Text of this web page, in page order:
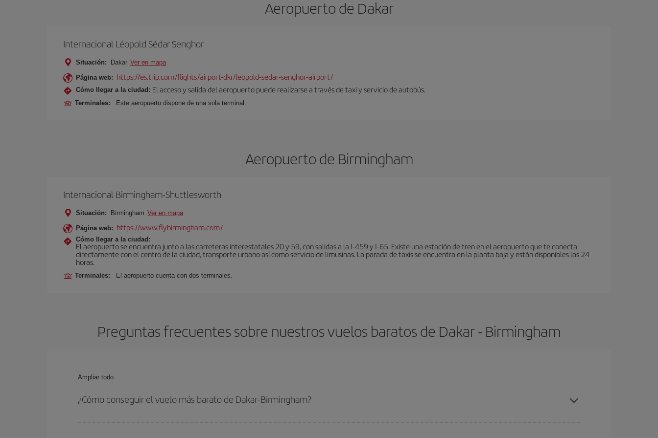
Aeropuerto de Dakar
Internacional Léopold Sédar Senghor
Situación: Dakar Ver en mapa
Página web: https://es.trip.com/flights/airport-dkr/leopold-sedar-senghor-airport/
Cómo llegar a la ciudad: El acceso y salida del aeropuerto puede realizarse a través de taxi y servicio de autobús.
Terminales: Este aeropuerto dispone de una sola terminal.
Aeropuerto de Birmingham
Internacional Birmingham-Shuttlesworth
Situación: Birmingham Ver en mapa
Página web: https://www.flybirmingham.com/
Cómo llegar a la ciudad:
El aeropuerto se encuentra junto a las carreteras interestatales 20 y 59, con salidas a la I-459 y I-65. Existe una estación de tren en el aeropuerto que te conecta
directamente con el centro de la ciudad, transporte urbano así como servicio de limusinas. La parada de taxis se encuentra en la planta baja y están disponibles las 24
horas.
Terminales: El aeropuerto cuenta con dos terminales.
Preguntas frecuentes sobre nuestros vuelos baratos de Dakar - Birmingham
Ampliar todo
¿Cómo conseguir el vuelo más barato de Dakar-Birmingham?